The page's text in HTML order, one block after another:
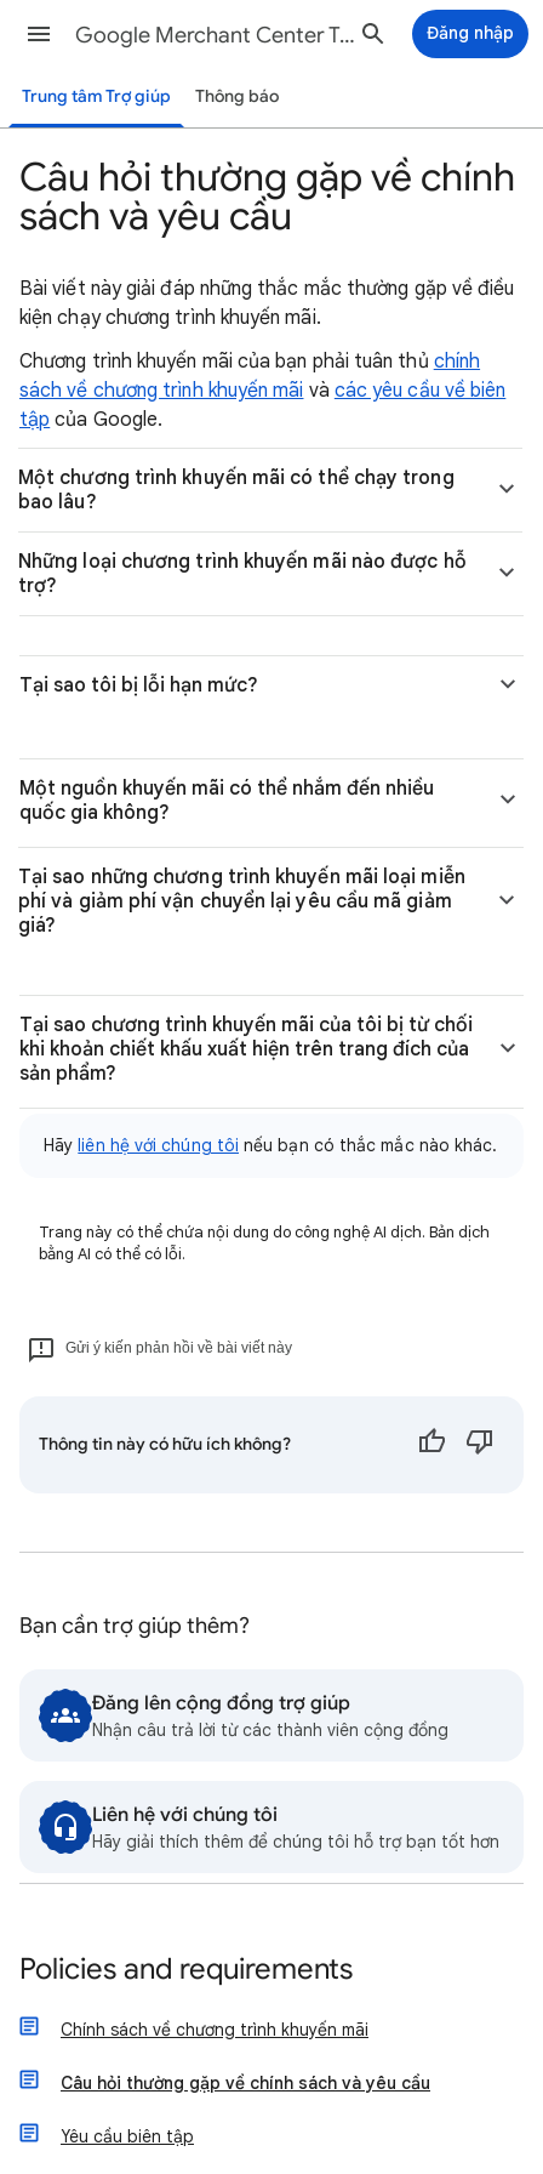
Google Merchant Center Trợ giúp Đăng nhập
Trung tâm Trợ giúp Thông báo
Câu hỏi thường gặp về chính
sách và yêu cầu
Bài viết này giải đáp những thắc mắc thường gặp về điều
kiện chạy chương trình khuyến mãi.
Chương trình khuyến mãi của bạn phải tuân thủ chính
sách về chương trình khuyến mãi và các yêu cầu về biên
tập của Google.
Một chương trình khuyến mãi có thể chạy trong
bao lâu?
Những loại chương trình khuyến mãi nào được hỗ
trợ?
Tại sao tôi bị lỗi hạn mức?
Một nguồn khuyến mãi có thể nhắm đến nhiều
quốc gia không?
Tại sao những chương trình khuyến mãi loại miễn
phí và giảm phí vận chuyển lại yêu cầu mã giảm
giá?
Tại sao chương trình khuyến mãi của tôi bị từ chối
khi khoản chiết khấu xuất hiện trên trang đích của
sản phẩm?
Hãyliên hệ với chúng tôi nếu bạn có thắc mắc nào khác.
Trang này có thể chứa nội dung do công nghệ AI dịch. Bản dịch
bằng AI có thể có lỗi.
Gửi ý kiến phản hồi về bài viết này
Thông tin này có hữu ích không?
Bạn cần trợ giúp thêm?
Đăng lên cộng đồng trợ giúp
Nhận câu trả lời từ các thành viên cộng đồng
Liên hệ với chúng tôi
Hãy giải thích thêm để chúng tôi hỗ trợ bạn tốt hơn
Policies and requirements
Chính sách về chương trình khuyến mãi
Câu hỏi thường gặp về chính sách và yêu cầu
Yêu cầu biên tập